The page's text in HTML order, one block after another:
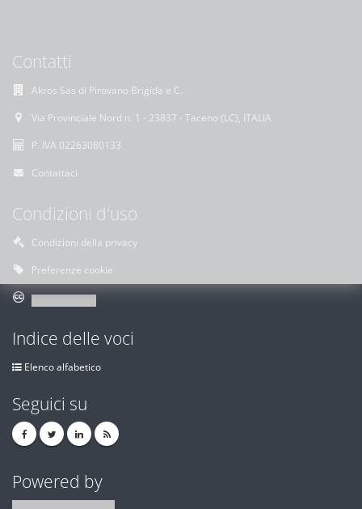
Contatti
Akros Sas di Pirovano Brigida e C.
Via Provinciale Nord n. 1 - 23837 - Taceno (LC), ITALIA
P. IVA 02263080133
Contattaci
Condizioni d'uso
Condizioni della privacy
Preferenze cookie
Indice delle voci
Elenco alfabetico
Seguici su
Powered by